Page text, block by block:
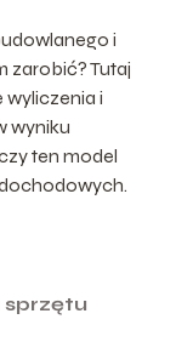
i
zarobić? Tutaj
wyliczenia i
wyniku
ten model
sprzętu